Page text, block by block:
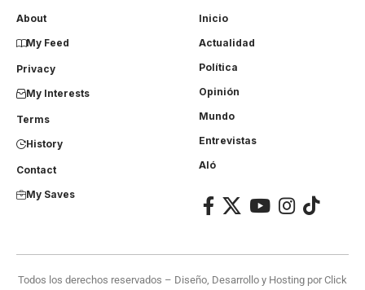
About
My Feed
Privacy
My Interests
Terms
History
Contact
My Saves
Inicio
Actualidad
Política
Opinión
Mundo
Entrevistas
Aló
Todos los derechos reservados – Diseño, Desarrollo y Hosting porClick